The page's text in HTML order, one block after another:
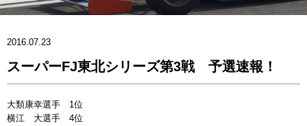
2016.07.23
スーパーFJ東北シリーズ第3戦 予選速報！
大類康幸選手 1位
横江 大選手 4位